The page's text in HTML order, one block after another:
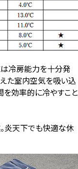
冷房能力を十分発
た室内空気を吸い込
を効率的に冷やすこと
炎天下でも快適な休